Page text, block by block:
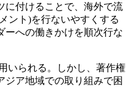
に付けることで、海外で流
ント)を行ないやすくする
ーへの働きかけを順次行な
いられる。しかし、著作権
ア地域での取り組みで困